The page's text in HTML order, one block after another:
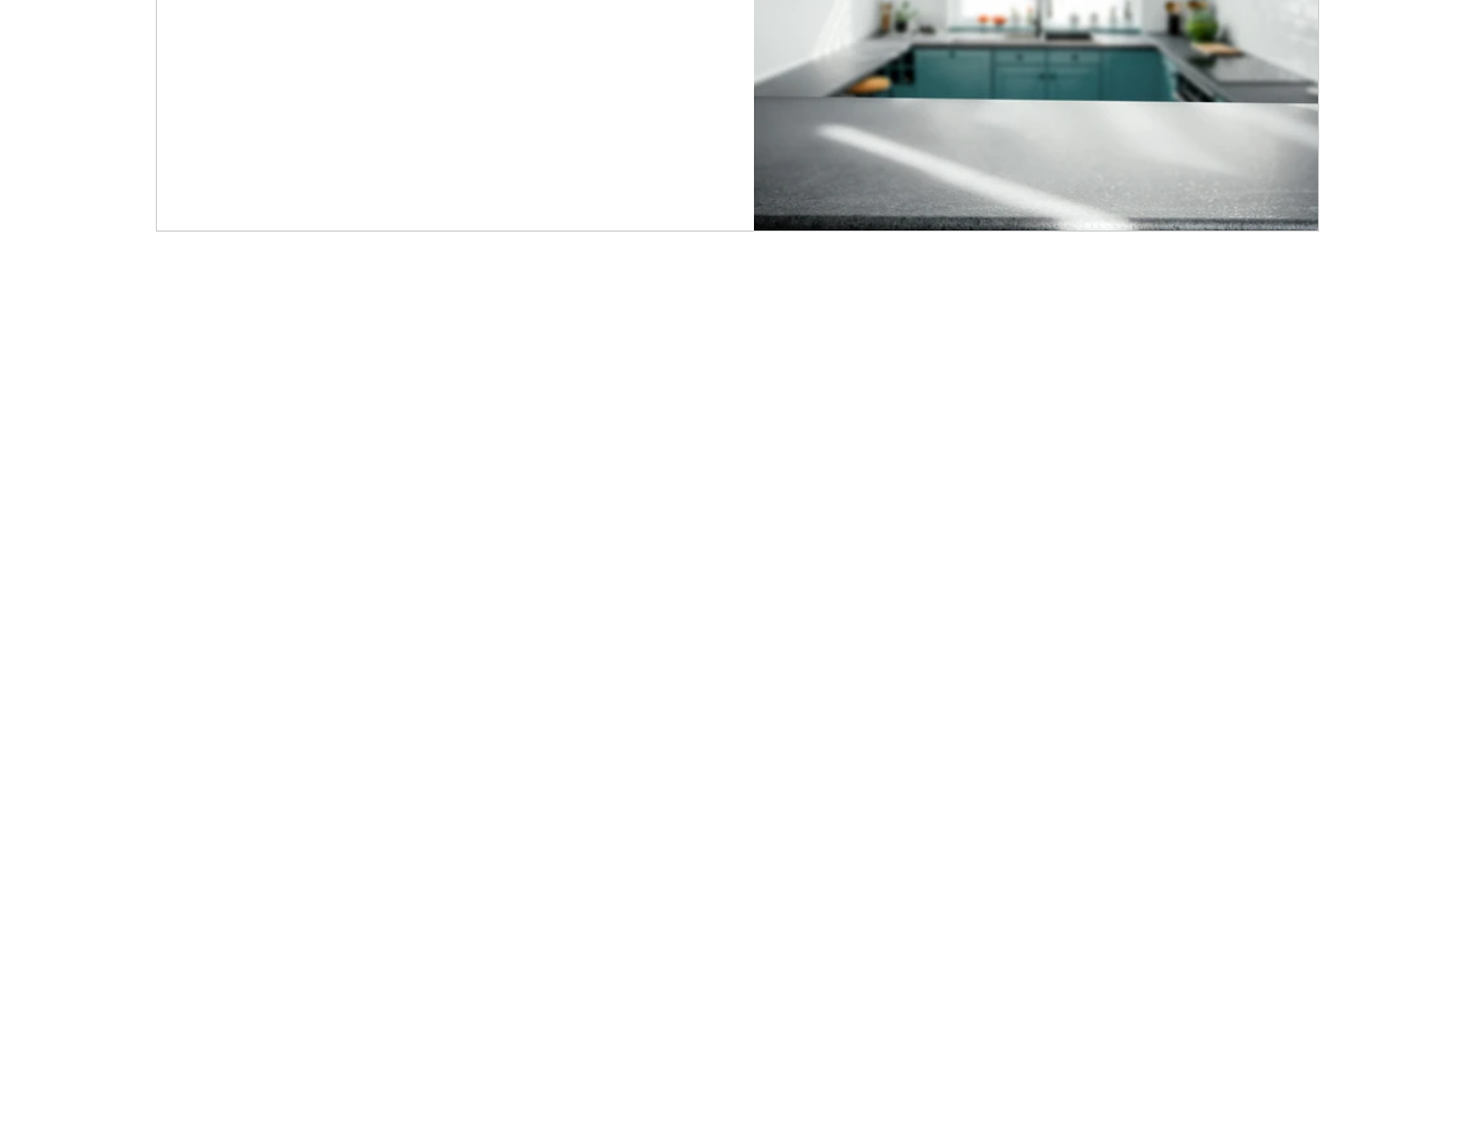
אחד מהמרכיבים בו. במיוחד חשוב לבחור נכון את החלונות ואת מכשירי
החשמל, כדי לייצר מרחב מעוצב וגם פרקטי. כאן בעמוד תמצאו המלצות
רלוונטיות שיעזרו גם לכם ליהנות ממטבח מושלם. החלונות האידיאליים
למטבחים בחירת החלונות למטבח חייבת קודם כל להתאים לגודל
הנוחת המרבית שהוא מספק. במפתחים קטנים שלא מאפשרים התקנת
חלון הזזה יותקן חלון ציר, רצוי כזה שנפתח כלפי חוץ כדי לא